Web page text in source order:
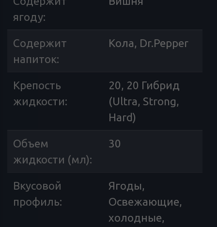
ягоду:
Содержит
напиток:
Кола, Dr.Pepper
Крепость
жидкости:
20, 20 Гибрид
(Ultra, Strong,
Hard)
Объем
жидкости (мл):
30
Вкусовой
профиль:
Ягоды,
Освежающие,
холодные,